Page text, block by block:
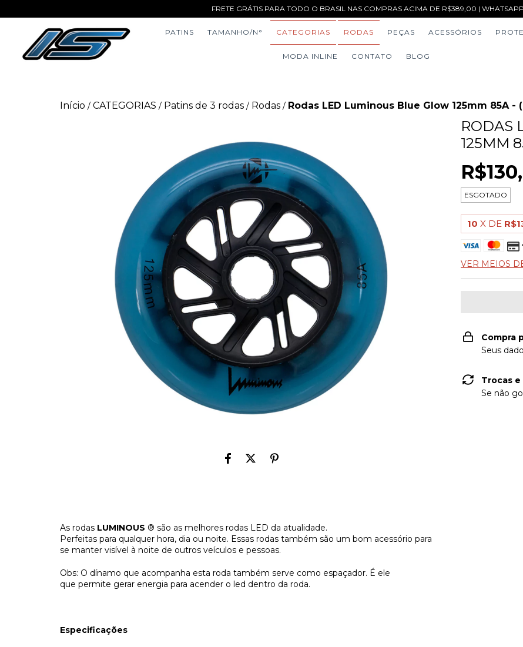
FRETE GRÁTIS PARA TODO O BRASIL NAS COMPRAS ACIMA DE R$389,00 |
PATINS TAMANHO/N° CATEGORIAS RODAS PEÇAS ACESSÓRIOS
MODA INLINE CONTATO BLOG
Início / CATEGORIAS / Patins de 3 rodas / Rodas / Rodas LED Luminous Blue Glow 125mm 85A -
As rodas LUMINOUS ® são as melhores rodas LED da atualidade.
Perfeitas para qualquer hora, dia ou noite. Essas rodas também são um bom acessório para
se manter visível à noite de outros veículos e pessoas.
Obs: O dínamo que acompanha esta roda também serve como espaçador. É ele
que permite gerar energia para acender o led dentro da roda.
Especificações
RODAS
125MM
ESGOTADO
10 X DE
VER MEIOS
Compra
Seus
Trocas
Se não